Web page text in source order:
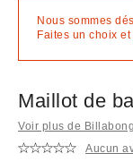
Nous sommes
Faites un choix
Maillot de
Voir plus de Billabong
Aucun